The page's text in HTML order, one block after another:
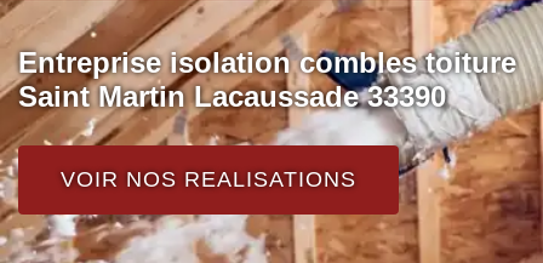
Entreprise isolation combles toiture
Saint Martin Lacaussade 33390
VOIR NOS REALISATIONS